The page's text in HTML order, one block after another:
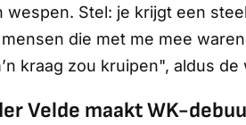
wespen. Stel: je krijgt een
die met me mee
kraag zou kruipen", aldus de
Velde maakt WK-